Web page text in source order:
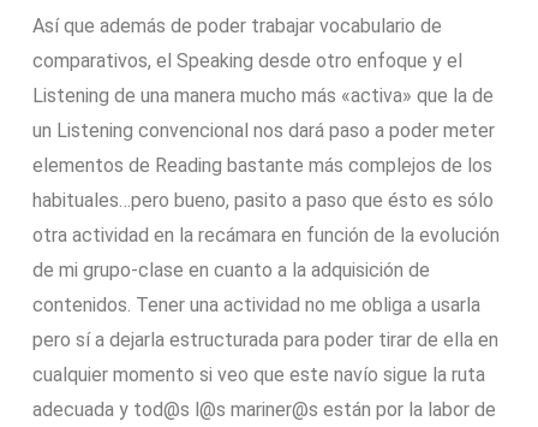
Así que además de poder trabajar vocabulario de
comparativos, el Speaking desde otro enfoque y el
Listening de una manera mucho más «activa» que la de
un Listening convencional nos dará paso a poder meter
elementos de Reading bastante más complejos de los
habituales…pero bueno, pasito a paso que ésto es sólo
otra actividad en la recámara en función de la evolución
de mi grupo-clase en cuanto a la adquisición de
contenidos. Tener una actividad no me obliga a usarla
pero sí a dejarla estructurada para poder tirar de ella en
cualquier momento si veo que este navío sigue la ruta
adecuada y tod@s l@s mariner@s están por la labor de